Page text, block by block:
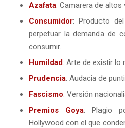
Azafata: Camarera de altos
Consumidor: Producto
perpetuar la demanda de
consumir.
Humildad: Arte de existir lo
Prudencia: Audacia de
Fascismo: Versión
Premios Goya: Plagio
Hollywood con el que